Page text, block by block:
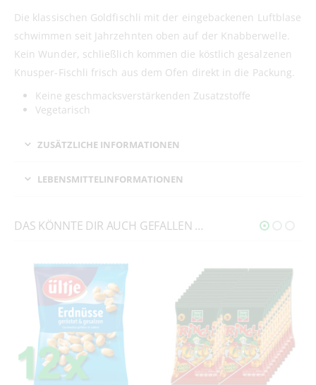
Die klassischen Goldfischli mit der eingebackenen Luftblase
schwimmen seit Jahrzehnten oben auf der Knabberwelle.
Kein Wunder, schließlich kommen die köstlich gesalzenen
Knusper-Fischli frisch aus dem Ofen direkt in die Packung.
Keine geschmacksverstärkenden Zusatzstoffe
Vegetarisch
ZUSÄTZLICHE INFORMATIONEN
LEBENSMITTELINFORMATIONEN
DAS KÖNNTE DIR AUCH GEFALLEN …